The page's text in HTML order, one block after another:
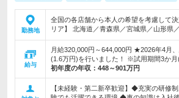
勤務地
全国の各店舗から本人の希望を考慮して
リア】 北海道／青森県／宮城県／山形県
給与
月給320,000円～644,000円 ★2026年4月
(1.6万円)を行いました！ ※試用期間3か月
初年度の年収： 448～901万円
【未経験・第二新卒歓迎】◆充実の研修